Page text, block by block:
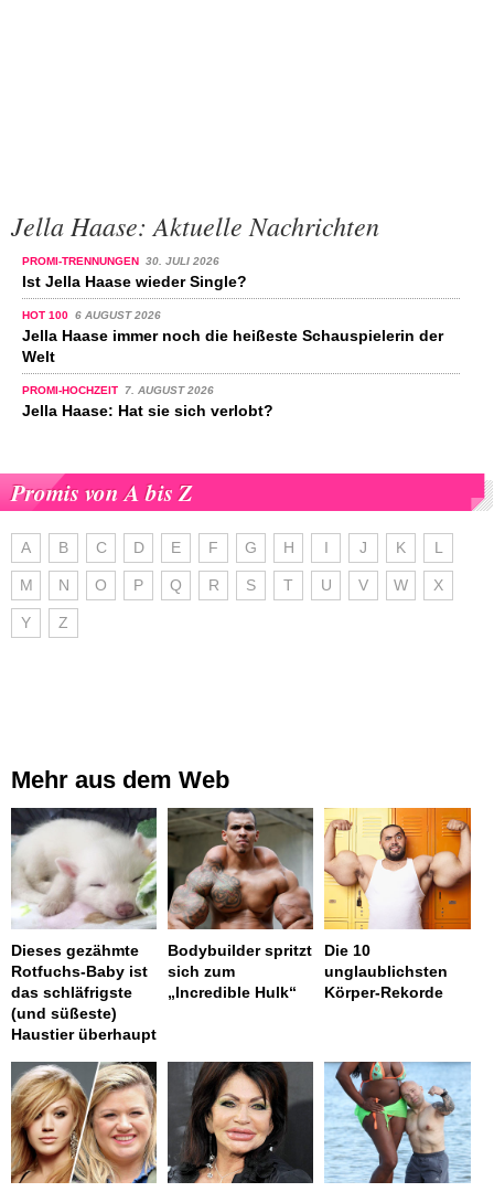
Jella Haase: Aktuelle Nachrichten
PROMI-TRENNUNGEN 30. JULI 2026
Ist Jella Haase wieder Single?
HOT 100 6 AUGUST 2026
Jella Haase immer noch die heißeste Schauspielerin der
Welt
PROMI-HOCHZEIT 7. AUGUST 2026
Jella Haase: Hat sie sich verlobt?
Promis von A bis Z
A B C D E F G H I J K L
M N O P Q R S T U V W X
Y Z
Mehr aus dem Web
Dieses gezähmte
Rotfuchs-Baby ist
das schläfrigste
(und süßeste)
Haustier überhaupt
Bodybuilder spritzt
sich zum
„Incredible Hulk“
Die 10
unglaublichsten
Körper-Rekorde